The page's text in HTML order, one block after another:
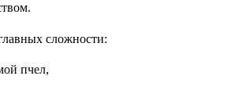
сложности:
пчел,